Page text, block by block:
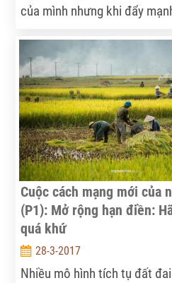
của mình nhưng khi đẩy
đổi mới chính mình. Mở
coi là cuộc đổi mới đất đai
chia sẻ tại bàn tròn phần 2,
thẳng.
Cuộc cách mạng mới của
(P1): Mở rộng hạn điền:
quá khứ
28-3-2017
Nhiều mô hình tích tụ đất